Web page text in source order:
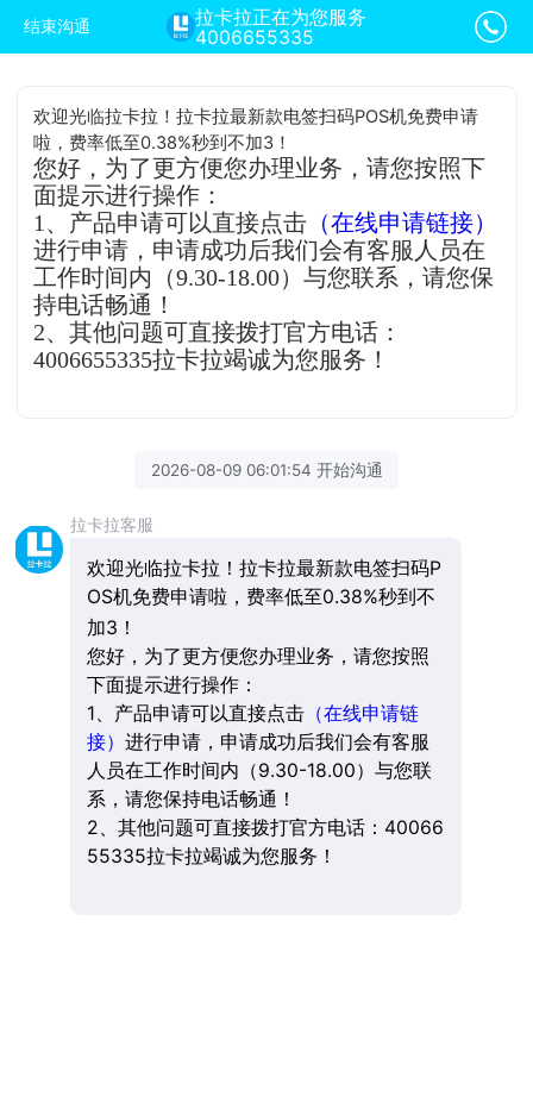
结束沟通
拉卡拉正在为您服务
4006655335
欢迎光临拉卡拉！拉卡拉最新款电签扫码POS机免费申请
啦，费率低至0.38%秒到不加3！
您好，为了更方便您办理业务，请您按照下
面提示进行操作：
1、产品申请可以直接点击 （在线申请链接）
进行申请，申请成功后我们会有客服人员在
工作时间内（9.30-18.00）与您联系，请您保
持电话畅通！
2、其他问题可直接拨打官方电话：
4006655335拉卡拉竭诚为您服务！
2026-08-09 06:01:54 开始沟通
拉卡拉客服
欢迎光临拉卡拉！拉卡拉最新款电签扫码P
OS机免费申请啦，费率低至0.38%秒到不
加3！
您好，为了更方便您办理业务，请您按照
下面提示进行操作：
1、产品申请可以直接点击（在线申请链
接） 进行申请，申请成功后我们会有客服
人员在工作时间内（9.30-18.00）与您联
系，请您保持电话畅通！
2、其他问题可直接拨打官方电话：40066
55335拉卡拉竭诚为您服务！